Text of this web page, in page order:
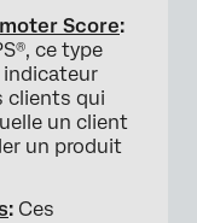
Score:
ce type
clients qui
un client
un produit
: Ces